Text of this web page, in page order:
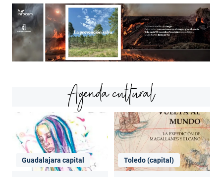
Agenda cultural
Guadalajara capital Toledo (capital)